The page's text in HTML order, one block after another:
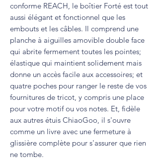
conforme REACH, le boîtier Forté est tout
aussi élégant et fonctionnel que les
embouts et les câbles. Il comprend une
planche à aiguilles amovible double face
qui abrite fermement toutes les pointes;
élastique qui maintient solidement mais
donne un accès facile aux accessoires; et
quatre poches pour ranger le reste de vos
fournitures de tricot, y compris une place
pour votre motif ou vos notes. Et, fidèle
aux autres étuis ChiaoGoo, il s'ouvre
comme un livre avec une fermeture à
glissière complète pour s'assurer que rien
ne tombe.